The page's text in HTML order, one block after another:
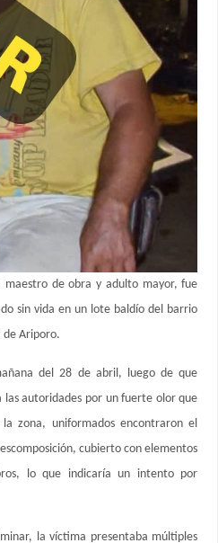
maestro de obra y adulto mayor, fue
sin vida en un lote baldío del barrio
de Ariporo.
del 28 de abril, luego de que
autoridades por un fuerte olor que
zona, uniformados encontraron el
cubierto con elementos
lo que indicaría un intento por
la víctima presentaba múltiples